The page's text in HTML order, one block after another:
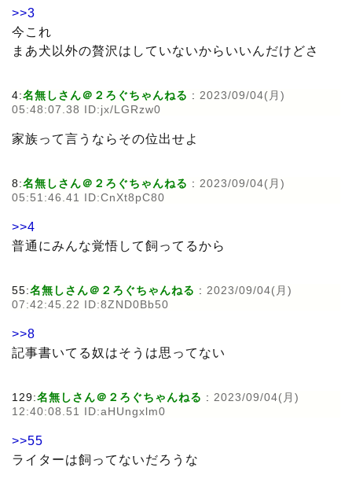
>>3
今これ
まあ犬以外の贅沢はしていないからいいんだけどさ
4:名無しさん＠２ろぐちゃんねる : 2023/09/04(月)
05:48:07.38 ID:jx/LGRzw0
家族って言うならその位出せよ
8:名無しさん＠２ろぐちゃんねる : 2023/09/04(月)
05:51:46.41 ID:CnXt8pC80
>>4
普通にみんな覚悟して飼ってるから
55:名無しさん＠２ろぐちゃんねる : 2023/09/04(月)
07:42:45.22 ID:8ZND0Bb50
>>8
記事書いてる奴はそうは思ってない
129:名無しさん＠２ろぐちゃんねる : 2023/09/04(月)
12:40:08.51 ID:aHUngxlm0
>>55
ライターは飼ってないだろうな